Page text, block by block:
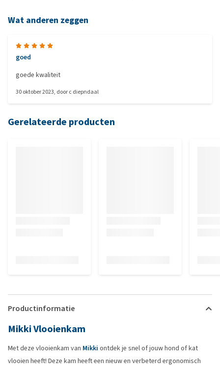
Wat anderen zeggen
goed
goede kwaliteit
30 oktober 2023, doorc diepndaal
Gerelateerde producten
Productinformatie
Mikki Vlooienkam
Met deze vlooienkam van Mikki ontdek je snel of jouw hond of kat
vlooien heeft! Deze kam heeft een nieuw en verbeterd ergonomisch